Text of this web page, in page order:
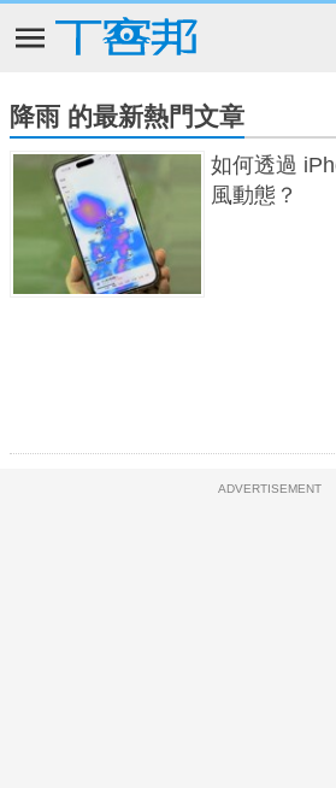
降雨 的最新熱門文章
如何透過
風動態？
ADVERTISEMENT